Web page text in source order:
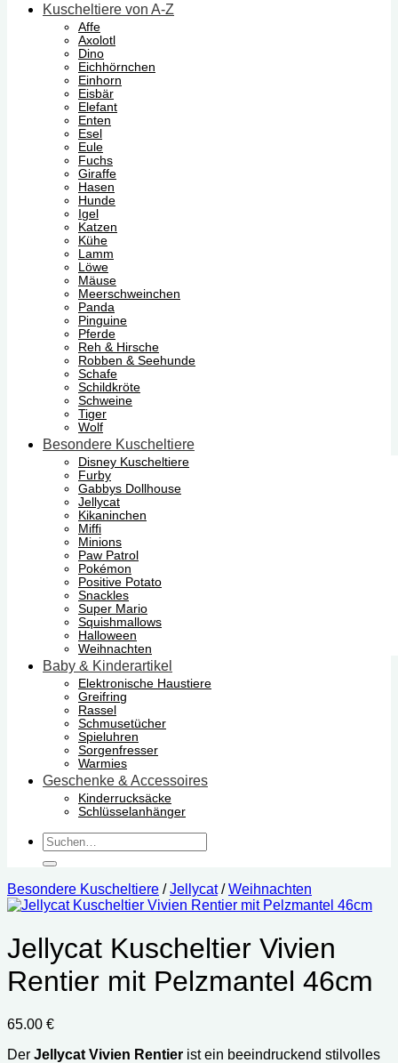
Kuscheltiere von A-Z
Affe
Axolotl
Dino
Eichhörnchen
Einhorn
Eisbär
Elefant
Enten
Esel
Eule
Fuchs
Giraffe
Hasen
Hunde
Igel
Katzen
Kühe
Lamm
Löwe
Mäuse
Meerschweinchen
Panda
Pinguine
Pferde
Reh & Hirsche
Robben & Seehunde
Schafe
Schildkröte
Schweine
Tiger
Wolf
Besondere Kuscheltiere
Disney Kuscheltiere
Furby
Gabbys Dollhouse
Jellycat
Kikaninchen
Miffi
Minions
Paw Patrol
Pokémon
Positive Potato
Snackles
Super Mario
Squishmallows
Halloween
Weihnachten
Baby & Kinderartikel
Elektronische Haustiere
Greifring
Rassel
Schmusetücher
Spieluhren
Sorgenfresser
Warmies
Geschenke & Accessoires
Kinderrucksäcke
Schlüsselanhänger
Suchen
nach:
Besondere Kuscheltiere / Jellycat / Weihnachten
Jellycat Kuscheltier Vivien
Rentier mit Pelzmantel 46cm
65.00 €
Der Jellycat Vivien Rentier ist ein beeindruckend stilvolles